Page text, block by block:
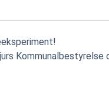
Kommunalbestyrelse